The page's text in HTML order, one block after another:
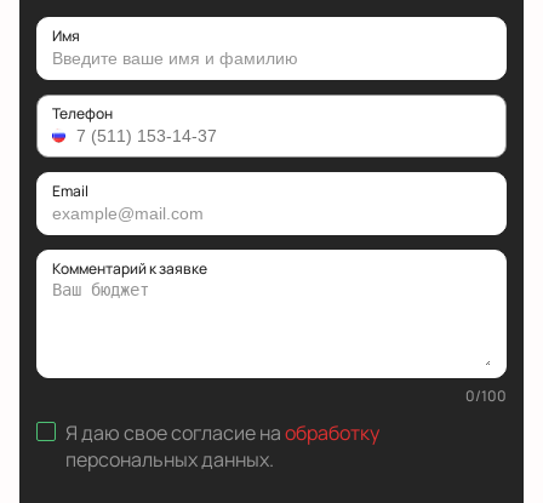
Имя
Телефон
Email
Комментарий к заявке
0/100
Я даю свое согласие наобработку
персональных данных.